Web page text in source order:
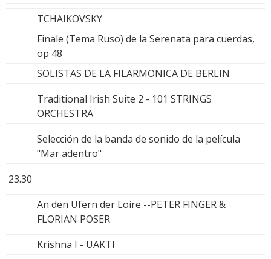
TCHAIKOVSKY
Finale (Tema Ruso) de la Serenata para cuerdas,
op 48
SOLISTAS DE LA FILARMONICA DE BERLIN
Traditional Irish Suite 2 - 101 STRINGS
ORCHESTRA
Selección de la banda de sonido de la película
"Mar adentro"
23.30
An den Ufern der Loire --PETER FINGER &
FLORIAN POSER
Krishna I - UAKTI